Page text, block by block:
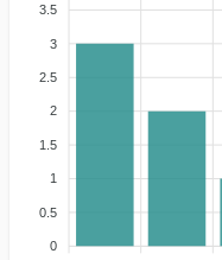
3.5
3
2.5
2
1.5
1
0.5
0